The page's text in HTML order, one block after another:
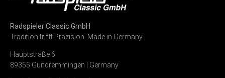
Radspieler Classic GmbH
Tradition trifft Präzision. Made in Germany.
Hauptstraße 6
89355 Gundremmingen | Germany